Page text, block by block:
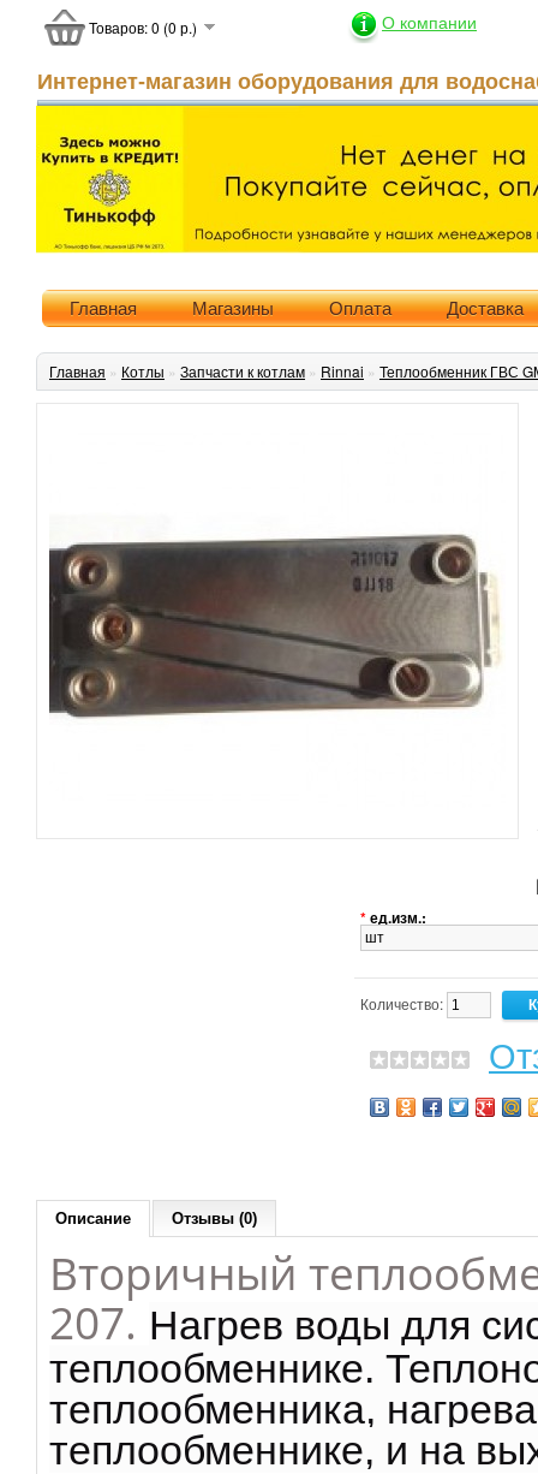
О компании
Интернет-магазин оборудования для
Товаров: 0 (0 р.)
Главная Магазины Оплата Доставка
Главная » Котлы » Запчасти к котлам » Rinnai » Теплообменник ГВС
*ед.изм.:
Количество:
Описание Отзывы (0)
Вторичный
207. Нагрев воды для
теплообменнике.
теплообменника,
теплообменнике, и на